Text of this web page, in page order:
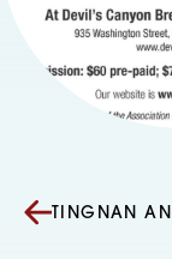
TINGNAN